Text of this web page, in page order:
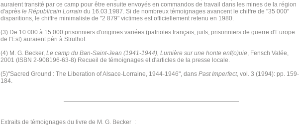
auraient transité par ce camp pour être ensuite envoyés en commandos de travail dans les mines de la région
d'après le Républicain Lorrain du 16.03.1987. Si de nombreux témoignages avancent le chiffre de "35 000"
disparitions, le chiffre minimaliste de "2 879" victimes est officiellement retenu en 1980.
(3) De 10 000 à 15 000 prisonniers d'origines variées (patriotes français, juifs, prisonniers de guerre d'Europe
de l'Est) auraient péri à Struthof.
(4) M. G. Becker, Le camp du Ban-Saint-Jean (1941-1944), Lumière sur une honte enf(o)uie, Fensch Valée,
2001 (ISBN 2-908196-63-8) Recueil de témoignages et d'articles de la presse locale.
(5)"Sacred Ground : The Liberation of Alsace-Lorraine, 1944-1946", dans Past Imperfect, vol. 3 (1994): pp. 159-
184.
Extraits de témoignages du livre de M. G. Becker :